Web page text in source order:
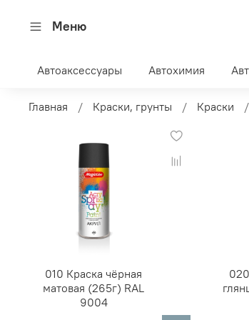
Меню
Автоаксессуары Автохимия
Главная Краски, грунты Краски
010 Краска чёрная
матовая (265г) RAL
9004